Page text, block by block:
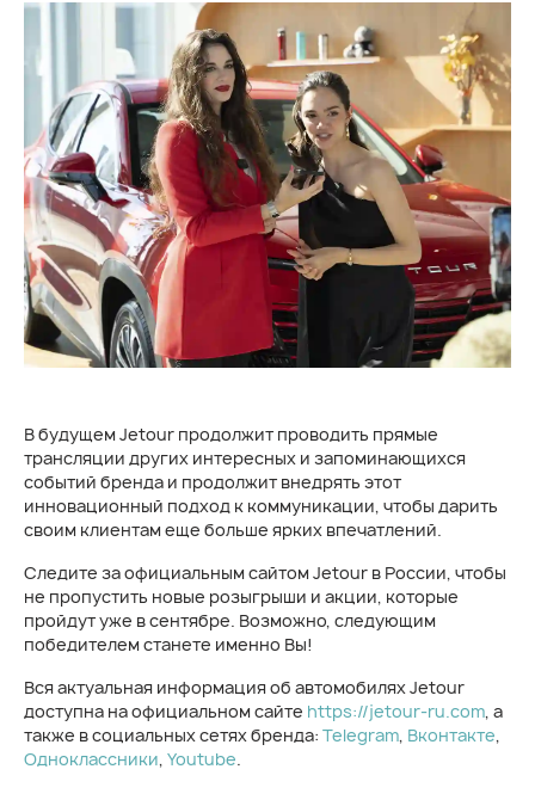
В будущем Jetour продолжит проводить прямые
трансляции других интересных и запоминающихся
событий бренда и продолжит внедрять этот
инновационный подход к коммуникации, чтобы дарить
своим клиентам еще больше ярких впечатлений.
Следите за официальным сайтом Jetour в России, чтобы
не пропустить новые розыгрыши и акции, которые
пройдут уже в сентябре. Возможно, следующим
победителем станете именно Вы!
Вся актуальная информация об автомобилях Jetour
доступна на официальном сайте https://jetour-ru.com, а
также в социальных сетях бренда: Telegram, Вконтакте,
Одноклассники, Youtube.